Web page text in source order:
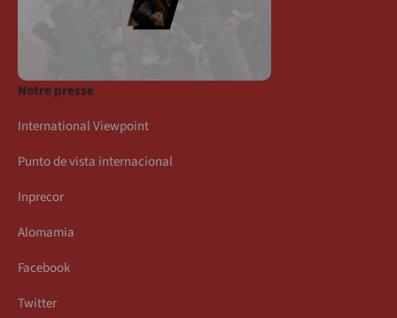
Notre presse
International Viewpoint
Punto de vista internacional
Inprecor
Alomamia
Facebook
Twitter